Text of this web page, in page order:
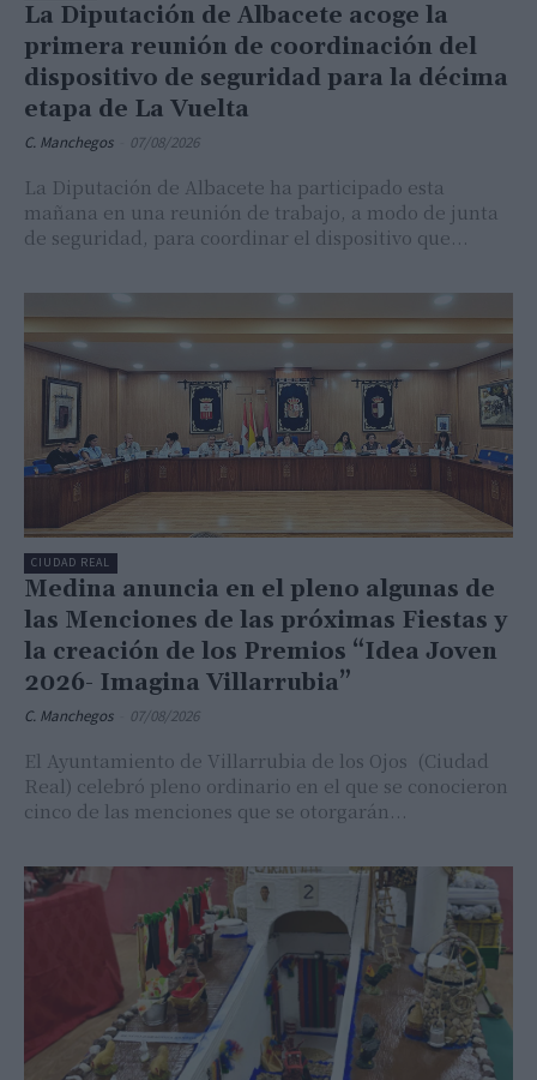
La Diputación de Albacete acoge la
primera reunión de coordinación del
dispositivo de seguridad para la décima
etapa de La Vuelta
C. Manchegos 07/08/2026
La Diputación de Albacete ha participado esta
mañana en una reunión de trabajo, a modo de junta
de seguridad, para coordinar el dispositivo que...
CIUDAD REAL
Medina anuncia en el pleno algunas de
las Menciones de las próximas Fiestas y
la creación de los Premios “Idea Joven
2026- Imagina Villarrubia”
C. Manchegos 07/08/2026
El Ayuntamiento de Villarrubia de los Ojos (Ciudad
Real) celebró pleno ordinario en el que se conocieron
cinco de las menciones que se otorgarán...